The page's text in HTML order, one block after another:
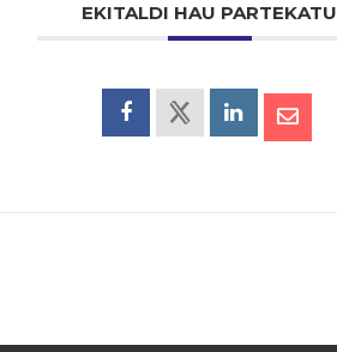
EKITALDI HAU PARTEKATU